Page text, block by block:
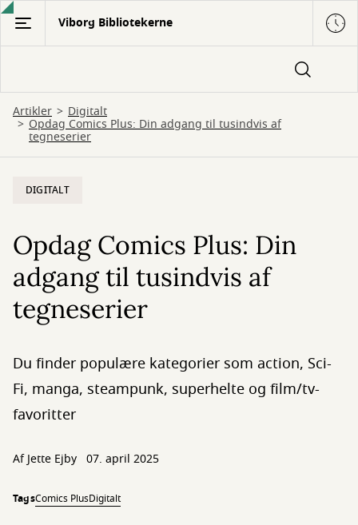
Gå
hovedindhold
Viborg Bibliotekerne
Artikler Digitalt
Opdag Comics Plus: Din adgang til tusindvis af
tegneserier
DIGITALT
Opdag Comics Plus: Din
adgang til tusindvis af
tegneserier
Du finder populære kategorier som action, Sci-
Fi, manga, steampunk, superhelte og film/tv-
favoritter
AfJette Ejby 07. april 2025
TagsComics PlusDigitalt